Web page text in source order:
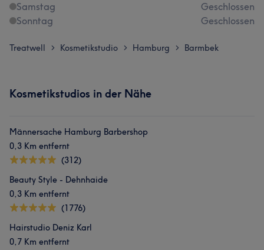
Samstag
Geschlossen
Sonntag
Geschlossen
Treatwell > Kosmetikstudio > Hamburg > Barmbek
Kosmetikstudios in der Nähe
Männersache Hamburg Barbershop
0,3 Km entfernt
(312)
Beauty Style - Dehnhaide
0,3 Km entfernt
(1776)
Hairstudio Deniz Karl
0,7 Km entfernt